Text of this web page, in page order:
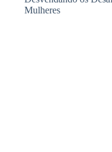
Mulheres